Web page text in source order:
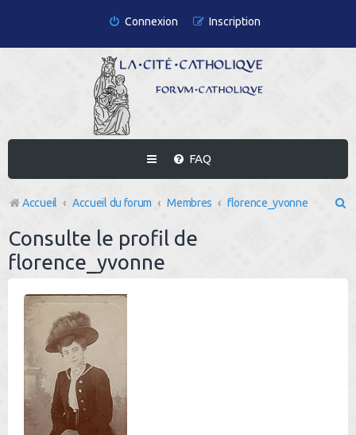
Connexion Inscription
FAQ
Accueil Accueil du forum Membres florence_yvonne
Consulte le profil de
florence_yvonne